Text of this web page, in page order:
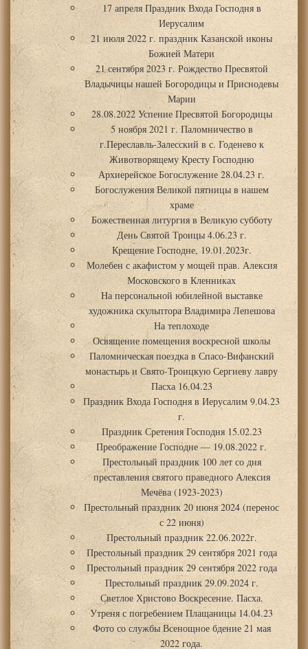
17 апреля Праздник Входа Господня в
Иерусалим
21 июля 2022 г. праздник Казанской иконы
Божией Матери
21 сентября 2023 г. Рождество Пресвятой
Владычицы нашей Богородицы и Приснодевы
Марии
28.08.2022 Успение Пресвятой Богородицы
5 ноября 2021 г. Паломничество в
г.Переславль-Залесский в с. Годенево к
Животворящему Кресту Господню
Архиерейское Богослужение 28.04.23 г.
Богослужения Великой пятницы в нашем
храме
Божественная литургия в Великую субботу
День Святой Троицы 4.06.23 г.
Крещение Господне, 19.01.2023г.
Молебен с акафистом у мощей прав. Алексия
Московского в Кленниках
На персональной юбилейной выставке
художника скульптора Владимира Лепешова
На теплоходе
Освящение помещения воскресной школы
Паломническая поездка в Спасо-Вифанский
монастырь и Свято-Троицкую Сергиеву лавру
Пасха 16.04.23
Праздник Входа Господня в Иерусалим 9.04.23
г.
Праздник Сретения Господня 15.02.23
Преображение Господне — 19.08.2022 г.
Престольный праздник 100 лет со дня
преставления святого праведного Алексия
Мечёва (1923-2023)
Престольный праздник 20 июня 2024 (перенос
с 22 июня)
Престольный праздник 22.06.2022г.
Престольный праздник 29 сентября 2021 года
Престольный праздник 29 сентября 2022 года
Престольный праздник 29.09.2024 г.
Светлое Христово Воскресение. Пасха.
Утреня с погребением Плащаницы 14.04.23
Фото со службы Всенощное бдение 21 мая
2022 года.